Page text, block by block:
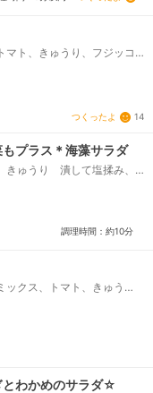
マト、きゅうり、フジッコ
ッシング
つくったよ 14
プラス＊海藻サラダ
ゅうり 潰して塩揉み、
スライス 水に晒し水気を
調理時間：約10分
ックス、トマト、きゅう
め、和風ドレッシング
とわかめのサラダ☆